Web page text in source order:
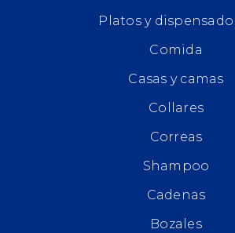
Platos y
Comida
Casas y camas
Collares
Correas
Shampoo
Cadenas
Bozales